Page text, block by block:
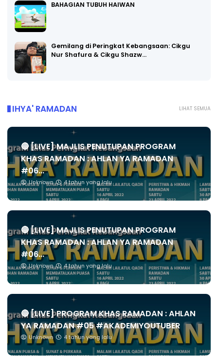
BAHAGIAN TUBUH HAIWAN
Gemilang di Peringkat Kebangsaan: Cikgu
Nur Shafura & Cikgu Shazw…
LIHAT SEMUA
IHYA' RAMADAN
🔴 [LIVE] MAJLIS PENUTUPAN PROGRAM
KHAS RAMADAN : AHLAN YA RAMADAN
#06...
Unknown 4 tahun yang lalu
🔴 [LIVE] MAJLIS PENUTUPAN PROGRAM
KHAS RAMADAN : AHLAN YA RAMADAN
#06...
Unknown 4 tahun yang lalu
🔴 [LIVE] PROGRAM KHAS RAMADAN : AHLAN
YA RAMADAN #05 #AKADEMIYOUTUBER
Unknown 4 tahun yang lalu